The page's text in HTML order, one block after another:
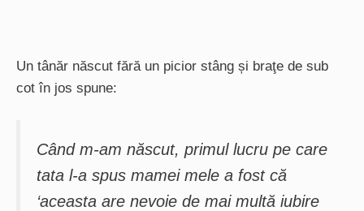
Un tânăr născut fără un picior stâng și braţe de sub
cot în jos spune:
Când m-am născut, primul lucru pe care
tata l-a spus mamei mele a fost că
‘aceasta are nevoie de mai multă iubire